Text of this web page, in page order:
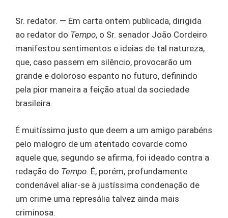
Sr. redator. — Em carta ontem publicada, dirigida
ao redator do Tempo, o Sr. senador João Cordeiro
manifestou sentimentos e ideias de tal natureza,
que, caso passem em silêncio, provocarão um
grande e doloroso espanto no futuro, definindo
pela pior maneira a feição atual da sociedade
brasileira.
É muitíssimo justo que deem a um amigo parabéns
pelo malogro de um atentado covarde como
aquele que, segundo se afirma, foi ideado contra a
redação do Tempo. É, porém, profundamente
condenável aliar-se à justíssima condenação de
um crime uma represália talvez ainda mais
criminosa.